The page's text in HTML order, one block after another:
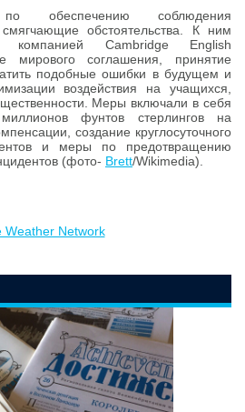
обеспечению соблюдения
смягчающие обстоятельства. К ним
компанией Cambridge English
мирового соглашения, принятие
подобные ошибки в будущем и
воздействия на учащихся,
Меры включали в себя
фунтов стерлингов на
создание круглосуточного
и меры по предотвращению
(фото- Brett/Wikimedia).
Weather Network